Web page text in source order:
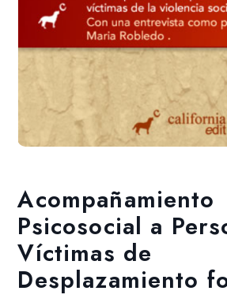
Acompañamiento
Psicosocial a
Víctimas de
Desplazamiento